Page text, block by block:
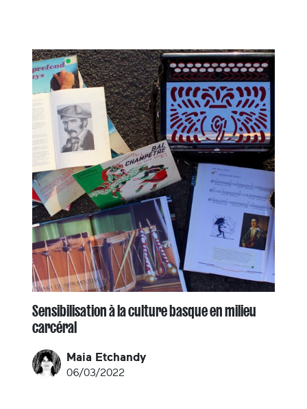
Sensibilisation à la culture basque en milieu
carcéral
Maia Etchandy
06/03/2022